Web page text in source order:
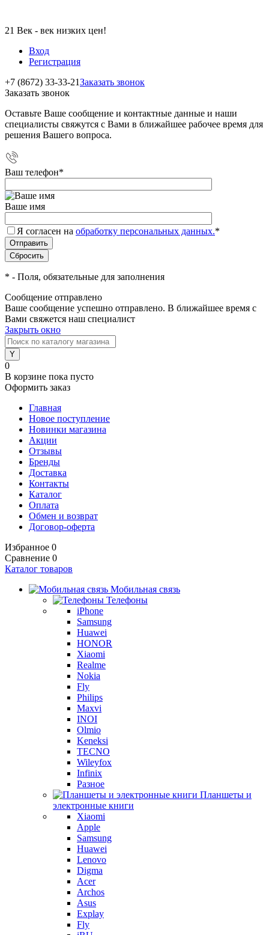
21 Век - век низких цен!
Вход
Регистрация
+7 (8672) 33-33-21Заказать звонок
Заказать звонок
Оставьте Ваше сообщение и контактные данные и наши
специалисты свяжутся с Вами в ближайшее рабочее время для
решения Вашего вопроса.
Ваш телефон*
Ваше имя
Я согласен на обработку персональных данных.*
* - Поля, обязательные для заполнения
Сообщение отправлено
Ваше сообщение успешно отправлено. В ближайшее время с
Вами свяжется наш специалист
Закрыть окно
0
В корзине пока пусто
Оформить заказ
Главная
Новое поступление
Новинки магазина
Акции
Отзывы
Бренды
Доставка
Контакты
Каталог
Оплата
Обмен и возврат
Договор-оферта
Избранное 0
Сравнение 0
Каталог товаров
Мобильная связь
Телефоны
iPhone
Samsung
Huawei
HONOR
Xiaomi
Realme
Nokia
Fly
Philips
Maxvi
INOI
Olmio
Keneksi
TECNO
Wileyfox
Infinix
Разное
Планшеты и
электронные книги
Xiaomi
Apple
Samsung
Huawei
Lenovo
Digma
Acer
Archos
Asus
Explay
Fly